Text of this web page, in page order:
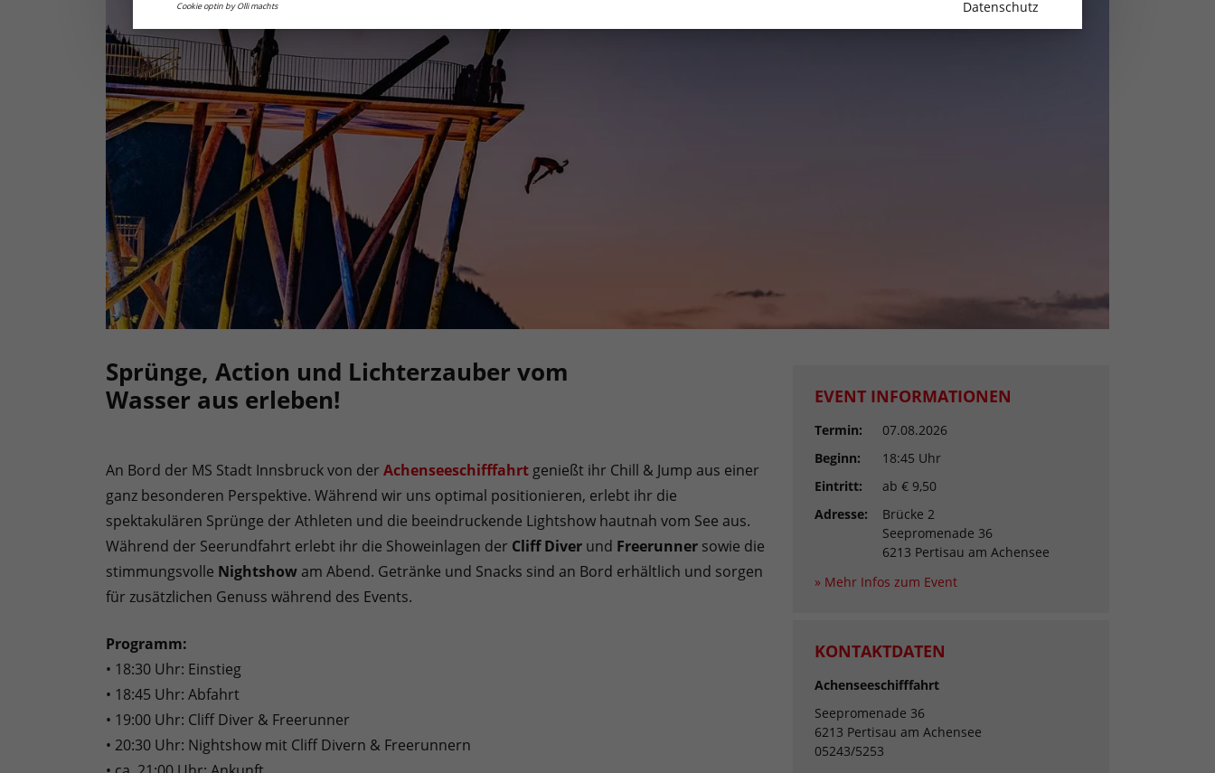
Sprünge, Action und Lichterzauber vom
Wasser aus erleben!
An Bord der MS Stadt Innsbruck von der Achenseeschifffahrt genießt ihr Chill & Jump aus einer
ganz besonderen Perspektive. Während wir uns optimal positionieren, erlebt ihr die
spektakulären Sprünge der Athleten und die beeindruckende Lightshow hautnah vom See aus.
Während der Seerundfahrt erlebt ihr die Showeinlagen der Cliff Diver und Freerunner sowie die
stimmungsvolle Nightshow am Abend. Getränke und Snacks sind an Bord erhältlich und sorgen
für zusätzlichen Genuss während des Events.
Programm:
• 18:30 Uhr: Einstieg
• 18:45 Uhr: Abfahrt
• 19:00 Uhr: Cliff Diver & Freerunner
• 20:30 Uhr: Nightshow mit Cliff Divern & Freerunnern
EVENT INFORMATIONEN
Termin:
07.08.2026
Beginn:
18:45 Uhr
Eintritt:
ab € 9,50
Adresse:
Brücke 2
Seepromenade 36
6213 Pertisau am Achensee
» Mehr Infos zum Event
KONTAKTDATEN
Achenseeschifffahrt
Seepromenade 36
6213 Pertisau am Achensee
05243/5253
Cookie optin by Olli machts Datenschutz